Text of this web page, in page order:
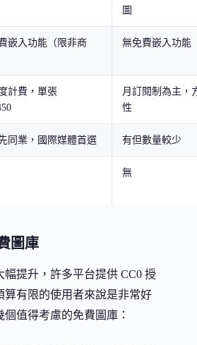
圖
嵌入功能（限非商
無免費嵌入功能
計費，單張
月訂閱制為主，
性
同業，國際媒體首選 有但數量較少
無
圖庫
提升，許多平台提供 CC0 授
算有限的使用者來說是非常好
值得考慮的免費圖庫：